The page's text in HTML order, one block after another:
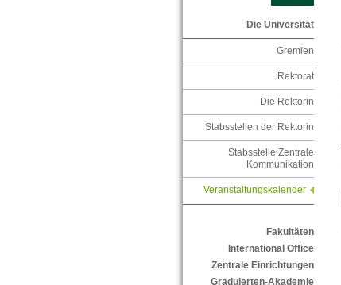
Die Universität
Gremien
Rektorat
Die Rektorin
Stabsstellen der Rektorin
Stabsstelle Zentrale
Kommunikation
Veranstaltungskalender
Fakultäten
International Office
Zentrale Einrichtungen
Graduierten-Akademie